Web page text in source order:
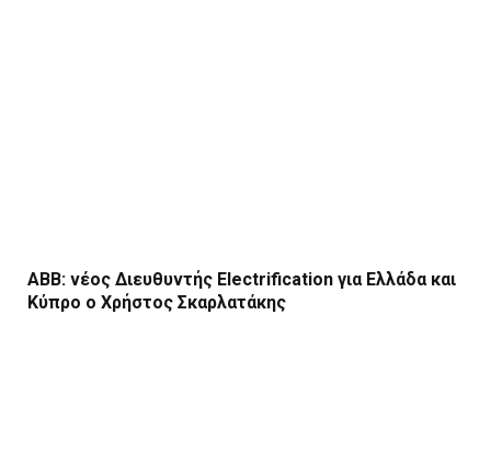
ΑΒΒ: νέος Διευθυντής Electrification για Ελλάδα και
Κύπρο ο Χρήστος Σκαρλατάκης